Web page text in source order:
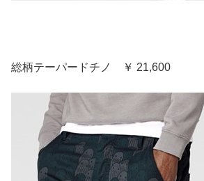
総柄テーパードチノ ￥ 21,600